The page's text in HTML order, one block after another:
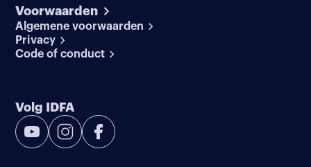
Voorwaarden
Algemene voorwaarden
Privacy
Code of conduct
Volg IDFA